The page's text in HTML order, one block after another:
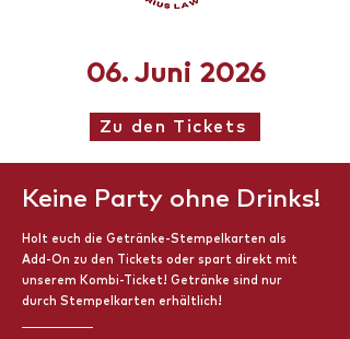
06. Juni 2026
Zu den Tickets
Keine Party ohne Drinks!
Holt euch die Getränke-Stempelkarten als
Add-On zu den Tickets oder spart direkt mit
unserem Kombi-Ticket! Getränke sind nur
durch Stempelkarten erhältlich!